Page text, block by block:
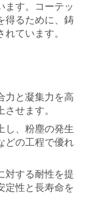
ます。コーテッ
得るために、鋳
ています。
力と凝集力を高
せます。
し、粉塵の発生
どの工程で優れ
対する耐性を提
定性と長寿命を